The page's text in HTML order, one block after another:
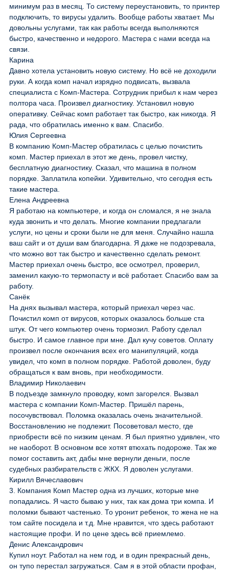
минимум раз в месяц. То систему переустановить, то принтер
подключить, то вирусы удалить. Вообще работы хватает. Мы
довольны услугами, так как работы всегда выполняются
быстро, качественно и недорого. Мастера с нами всегда на
связи.
Карина
Давно хотела установить новую систему. Но всё не доходили
руки. А когда комп начал изрядно подвисать, вызвала
специалиста с Комп-Мастера. Сотрудник прибыл к нам через
полтора часа. Произвел диагностику. Установил новую
оперативку. Сейчас комп работает так быстро, как никогда. Я
рада, что обратилась именно к вам. Спасибо.
Юлия Сергеевна
В компанию Комп-Мастер обратилась с целью почистить
комп. Мастер приехал в этот же день, провел чистку,
бесплатную диагностику. Сказал, что машина в полном
порядке. Заплатила копейки. Удивительно, что сегодня есть
такие мастера.
Елена Андреевна
Я работаю на компьютере, и когда он сломался, я не знала
куда звонить и что делать. Многие компании предлагали
услуги, но цены и сроки были не для меня. Случайно нашла
ваш сайт и от души вам благодарна. Я даже не подозревала,
что можно вот так быстро и качественно сделать ремонт.
Мастер приехал очень быстро, все осмотрел, проверил,
заменил какую-то термопасту и всё работает. Спасибо вам за
работу.
Санёк
На днях вызывал мастера, который приехал через час.
Почистил комп от вирусов, которых оказалось больше ста
штук. От чего компьютер очень тормозил. Работу сделал
быстро. И самое главное при мне. Дал кучу советов. Оплату
произвел после окончания всех его манипуляций, когда
увидел, что комп в полном порядке. Работой доволен, буду
обращаться к вам вновь, при необходимости.
Владимир Николаевич
В подъезде замкнуло проводку, комп загорелся. Вызвал
мастера с компании Комп-Мастер. Пришёл парень,
посочувствовал. Поломка оказалась очень значительной.
Восстановлению не подлежит. Посоветовал место, где
приобрести всё по низким ценам. Я был приятно удивлен, что
не наоборот. В основном все хотят втюхать подороже. Так же
помог составить акт, дабы мне вернули деньги, после
судебных разбирательств с ЖКХ. Я доволен услугами.
Кирилл Вячеславович
3. Компания Комп Мастер одна из лучших, которые мне
попадались. Я часто бываю у них, так как дома три компа. И
поломки бывают частенько. То уронит ребенок, то жена не на
том сайте посидела и т.д. Мне нравится, что здесь работают
настоящие профи. И по цене здесь всё приемлемо.
Денис Александрович
Купил ноут. Работал на нем год, и в один прекрасный день,
он тупо перестал загружаться. Сам я в этой области профан,